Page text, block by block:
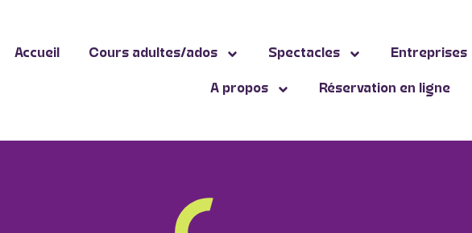
Accueil Cours adultes/ados Spectacles Entreprises
A propos Réservation en ligne